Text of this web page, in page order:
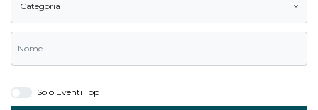
Categoria
Solo Eventi Top